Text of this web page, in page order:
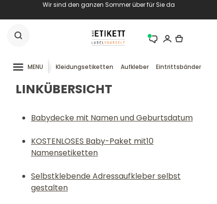
Wir sind den ganzen Sommer über für Sie da
MENU Kleidungsetiketten Aufkleber Eintrittsbänder
LINKÜBERSICHT
Babydecke mit Namen und Geburtsdatum
KOSTENLOSES Baby-Paket mit10
Namensetiketten
Selbstklebende Adressaufkleber selbst
gestalten